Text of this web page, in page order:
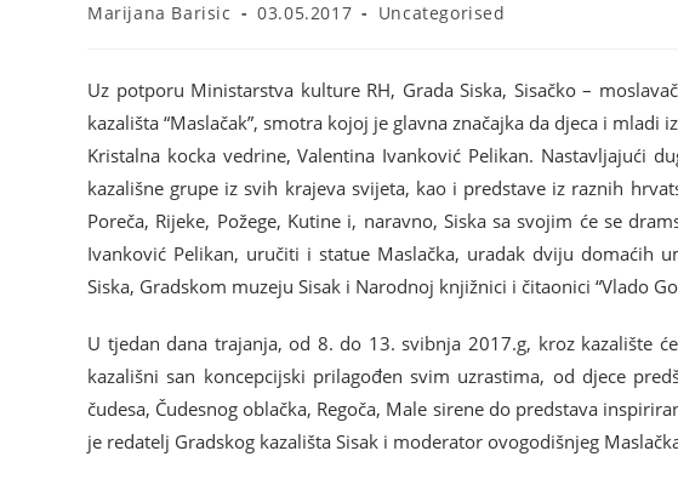
Marijana Barisic 03.05.2017 Uncategorised
Uz potporu Ministarstva kulture RH, Grada Siska, Sisačko –
kazališta “Maslačak”, smotra kojoj je glavna značajka da djeca i
Kristalna kocka vedrine, Valentina Ivanković Pelikan. Nastavljajući
kazališne grupe iz svih krajeva svijeta, kao i predstave iz raznih
Poreča, Rijeke, Požege, Kutine i, naravno, Siska sa svojim će se
Ivanković Pelikan, uručiti i statue Maslačka, uradak dviju domaćih
Siska, Gradskom muzeju Sisak i Narodnoj knjižnici i čitaonici “Vlado
U tjedan dana trajanja, od 8. do 13. svibnja 2017.g, kroz kazalište
kazališni san koncepcijski prilagođen svim uzrastima, od djece
čudesa, Čudesnog oblačka, Regoča, Male sirene do predstava
je redatelj Gradskog kazališta Sisak i moderator ovogodišnjeg